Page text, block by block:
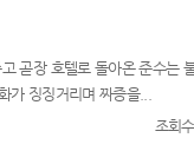
곧장 호텔로 돌아온 준수는
징징거리며 짜증을...
조회